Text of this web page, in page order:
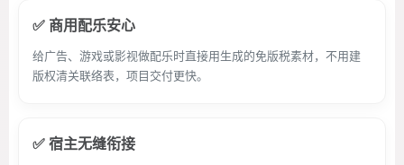
✅ 商用配乐安心
给广告、游戏或影视做配乐时直接用生成的免版税素材，不用建
版权清关联络表，项目交付更快。
✅ 宿主无缝衔接